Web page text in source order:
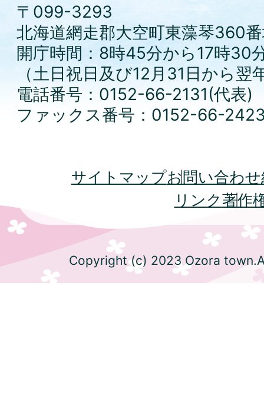
〒099-3293
北海道網走郡大空町東藻琴360
開庁時間：8時45分から17時30
（土日祝日及び12月31日から
電話番号：0152-66-2131(代表)
ファックス番号：0152-66-
サイトマップお問い合わせ
リンク著作
Copyright (c) 2023 Ozora